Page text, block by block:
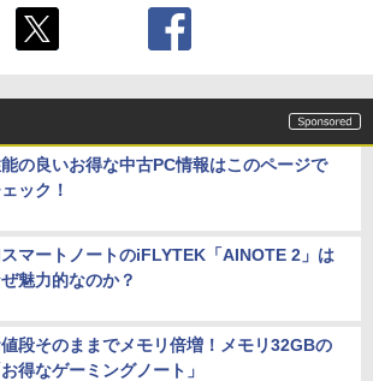
の良いお得な中古PC情報はこのページで
ック！
マートノートのiFLYTEK「AINOTE 2」は
魅力的なのか？
段そのままでメモリ倍増！メモリ32GBの
お得なゲーミングノート」